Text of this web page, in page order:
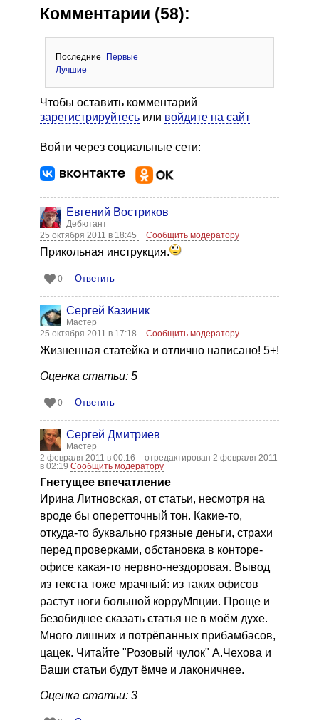
Комментарии (58):
Последние
Первые
Лучшие
Чтобы оставить комментарий
зарегистрируйтесь или войдите на сайт
Войти через социальные сети:
Евгений Востриков
Дебютант
25 октября 2011 в 18:45
Сообщить модератору
Прикольная инструкция.
0 Ответить
Сергей Казиник
Мастер
25 октября 2011 в 17:18
Сообщить модератору
Жизненная статейка и отлично написано! 5+!
Оценка статьи: 5
0 Ответить
Сергей Дмитриев
Мастер
2 февраля 2011 в 00:16
отредактирован 2 февраля 2011
в 02:19Сообщить модератору
Гнетущее впечатление
Ирина Литновская, от статьи, несмотря на
вроде бы оперетточный тон. Какие-то,
откуда-то буквально грязные деньги, страхи
перед проверками, обстановка в конторе-
офисе какая-то нервно-нездоровая. Вывод
из текста тоже мрачный: из таких офисов
растут ноги большой корруМпции. Проще и
безобиднее сказать статья не в моём духе.
Много лишних и потрёпанных прибамбасов,
цацек. Читайте "Розовый чулок" А.Чехова и
Ваши статьи будут ёмче и лаконичнее.
Оценка статьи: 3